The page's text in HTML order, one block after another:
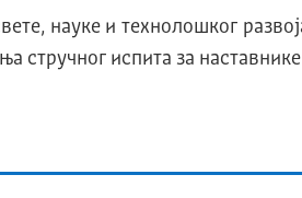
науке и технолошког
стручног испита за